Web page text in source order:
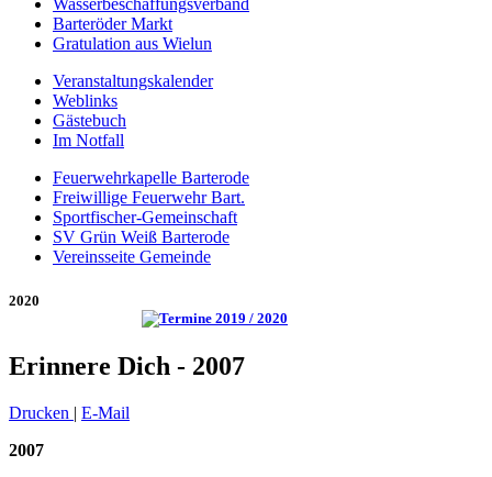
Wasserbeschaffungsverband
Barteröder Markt
Gratulation aus Wielun
Veranstaltungskalender
Weblinks
Gästebuch
Im Notfall
Feuerwehrkapelle Barterode
Freiwillige Feuerwehr Bart.
Sportfischer-Gemeinschaft
SV Grün Weiß Barterode
Vereinsseite Gemeinde
2020
Erinnere Dich - 2007
Drucken | E-Mail
2007